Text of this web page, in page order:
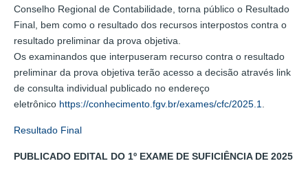
Conselho Regional de Contabilidade, torna público o Resultado
Final, bem como o resultado dos recursos interpostos contra o
resultado preliminar da prova objetiva.
Os examinandos que interpuseram recurso contra o resultado
preliminar da prova objetiva terão acesso a decisão através link
de consulta individual publicado no endereço
eletrônico https://conhecimento.fgv.br/exames/cfc/2025.1
Resultado Final
PUBLICADO EDITAL DO 1º EXAME DE SUFICIÊNCIA DE 2025